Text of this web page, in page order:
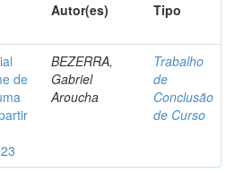
Autor(es) Tipo
de
BEZERRA,
Gabriel
Aroucha
Trabalho
de
Conclusão
de Curso